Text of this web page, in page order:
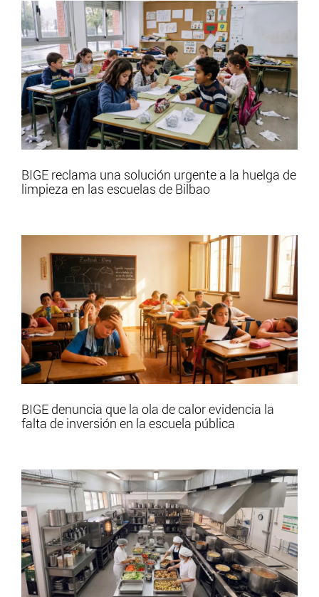
BIGE reclama una solución urgente a la huelga de
limpieza en las escuelas de Bilbao
BIGE denuncia que la ola de calor evidencia la
falta de inversión en la escuela pública